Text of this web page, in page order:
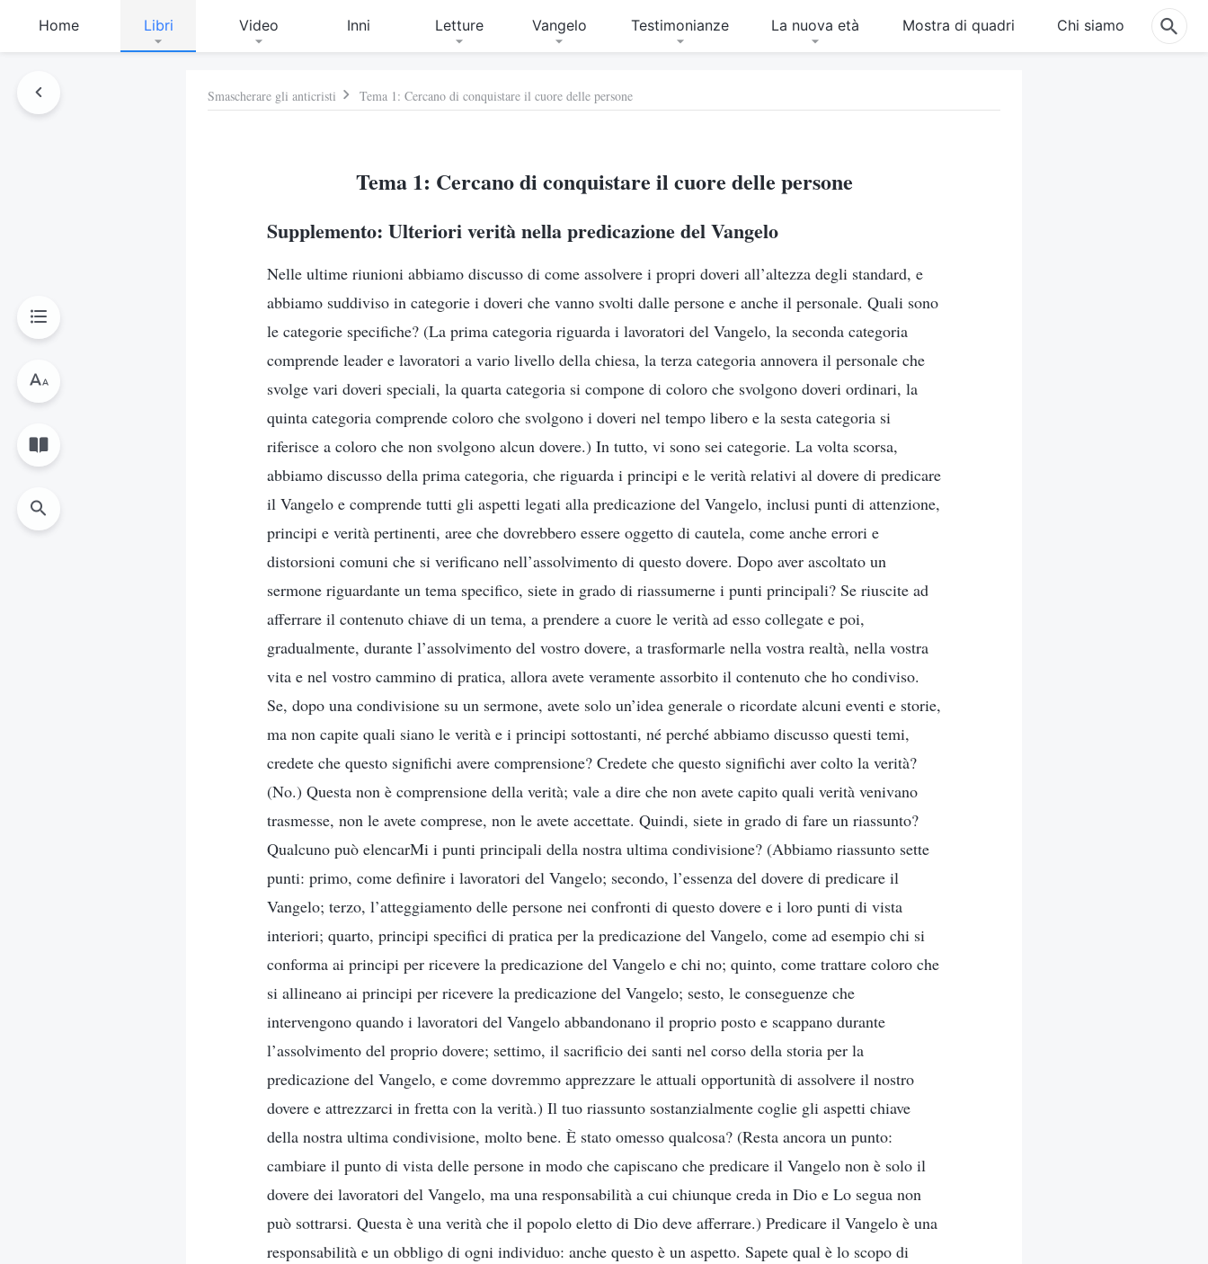
Home Libri Video Inni Letture Vangelo Testimonianze La nuova età Mostra di quadri Chi siamo
Smascherare gli anticristi Tema 1: Cercano di conquistare il cuore delle persone
Tema 1: Cercano di conquistare il cuore delle persone
Supplemento: Ulteriori verità nella predicazione del Vangelo
Nelle ultime riunioni abbiamo discusso di come assolvere i propri doveri all’altezza degli standard, e
abbiamo suddiviso in categorie i doveri che vanno svolti dalle persone e anche il personale. Quali sono
le categorie specifiche? (La prima categoria riguarda i lavoratori del Vangelo, la seconda categoria
comprende leader e lavoratori a vario livello della chiesa, la terza categoria annovera il personale che
svolge vari doveri speciali, la quarta categoria si compone di coloro che svolgono doveri ordinari, la
quinta categoria comprende coloro che svolgono i doveri nel tempo libero e la sesta categoria si
riferisce a coloro che non svolgono alcun dovere.) In tutto, vi sono sei categorie. La volta scorsa,
abbiamo discusso della prima categoria, che riguarda i principi e le verità relativi al dovere di predicare
il Vangelo e comprende tutti gli aspetti legati alla predicazione del Vangelo, inclusi punti di attenzione,
principi e verità pertinenti, aree che dovrebbero essere oggetto di cautela, come anche errori e
distorsioni comuni che si verificano nell’assolvimento di questo dovere. Dopo aver ascoltato un
sermone riguardante un tema specifico, siete in grado di riassumerne i punti principali? Se riuscite ad
afferrare il contenuto chiave di un tema, a prendere a cuore le verità ad esso collegate e poi,
gradualmente, durante l’assolvimento del vostro dovere, a trasformarle nella vostra realtà, nella vostra
vita e nel vostro cammino di pratica, allora avete veramente assorbito il contenuto che ho condiviso.
Se, dopo una condivisione su un sermone, avete solo un’idea generale o ricordate alcuni eventi e storie,
ma non capite quali siano le verità e i principi sottostanti, né perché abbiamo discusso questi temi,
credete che questo significhi avere comprensione? Credete che questo significhi aver colto la verità?
(No.) Questa non è comprensione della verità; vale a dire che non avete capito quali verità venivano
trasmesse, non le avete comprese, non le avete accettate. Quindi, siete in grado di fare un riassunto?
Qualcuno può elencarMi i punti principali della nostra ultima condivisione? (Abbiamo riassunto sette
punti: primo, come definire i lavoratori del Vangelo; secondo, l’essenza del dovere di predicare il
Vangelo; terzo, l’atteggiamento delle persone nei confronti di questo dovere e i loro punti di vista
interiori; quarto, principi specifici di pratica per la predicazione del Vangelo, come ad esempio chi si
conforma ai principi per ricevere la predicazione del Vangelo e chi no; quinto, come trattare coloro che
si allineano ai principi per ricevere la predicazione del Vangelo; sesto, le conseguenze che
intervengono quando i lavoratori del Vangelo abbandonano il proprio posto e scappano durante
l’assolvimento del proprio dovere; settimo, il sacrificio dei santi nel corso della storia per la
predicazione del Vangelo, e come dovremmo apprezzare le attuali opportunità di assolvere il nostro
dovere e attrezzarci in fretta con la verità.) Il tuo riassunto sostanzialmente coglie gli aspetti chiave
della nostra ultima condivisione, molto bene. È stato omesso qualcosa? (Resta ancora un punto:
cambiare il punto di vista delle persone in modo che capiscano che predicare il Vangelo non è solo il
dovere dei lavoratori del Vangelo, ma una responsabilità a cui chiunque creda in Dio e Lo segua non
può sottrarsi. Questa è una verità che il popolo eletto di Dio deve afferrare.) Predicare il Vangelo è una
responsabilità e un obbligo di ogni individuo: anche questo è un aspetto. Sapete qual è lo scopo di